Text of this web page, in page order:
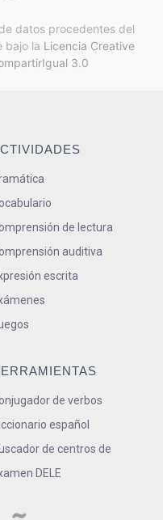
datos procedentes del
bajo la Licencia Creative
3.0
de lectura
auditiva
escrita
de verbos
español
de centros de
DELE